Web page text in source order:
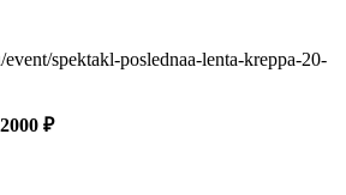
spektakl-poslednaa-lenta-kreppa-20-
2000 ₽